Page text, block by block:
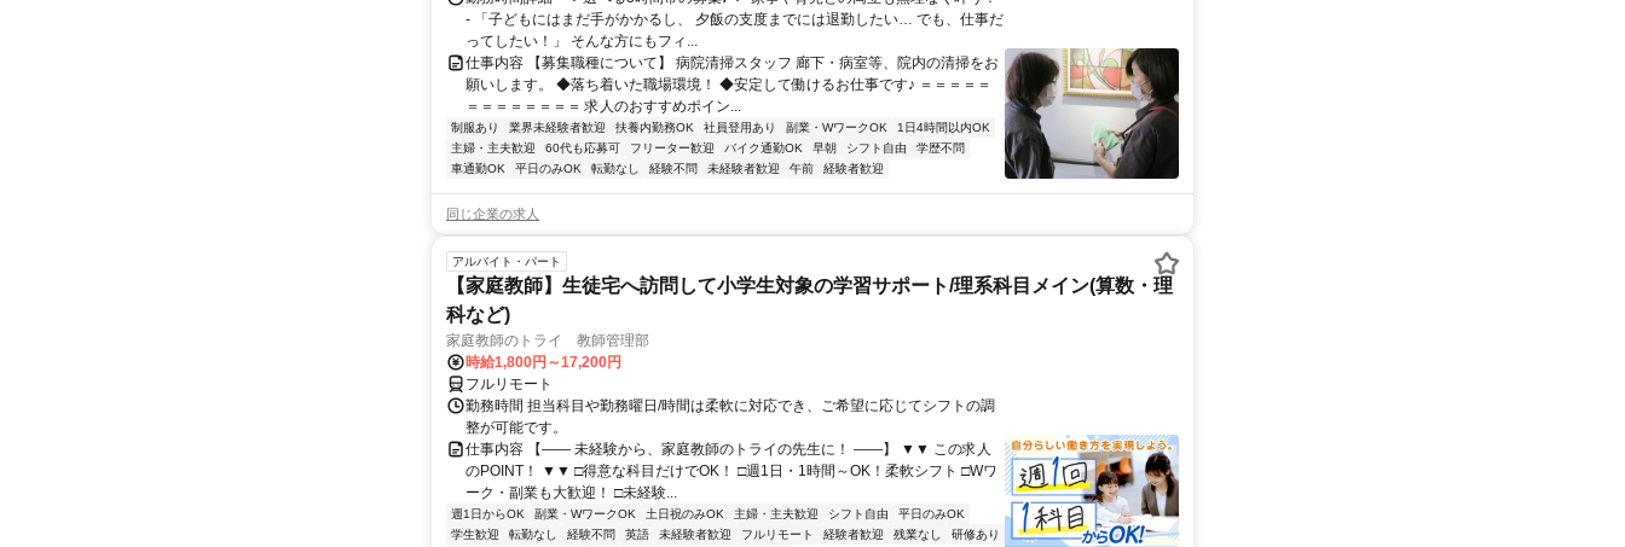
- 「子どもにはまだ手がかかるし、 夕飯の支度までには退勤したい… でも、仕事だ
ってしたい！」 そんな方にもフィ...
仕事内容 【募集職種について】 病院清掃スタッフ 廊下・病室等、院内の清掃をお
願いします。 ◆落ち着いた職場環境！ ◆安定して働けるお仕事です♪ ＝＝＝＝＝
＝＝＝＝＝＝＝＝ 求人のおすすめポイン...
制服あり 業界未経験者歓迎 扶養内勤務OK 社員登用あり 副業・WワークOK
1日4時間以内OK
主婦・主夫歓迎
60代も応募可 フリーター歓迎 バイク通勤OK 早朝 シフト自由
学歴不問
車通勤OK
平日のみOK 転勤なし 経験不問 未経験者歓迎 午前 経験者歓迎
同じ企業の求人
アルバイト・パート
【家庭教師】生徒宅へ訪問して小学生対象の学習サポート/理系科目メイン(算数・理
科など)
家庭教師のトライ 教師管理部
時給1,800円～17,200円
フルリモート
勤務時間 担当科目や勤務曜日/時間は柔軟に対応でき、ご希望に応じてシフトの調
整が可能です。
仕事内容 【―― 未経験から、家庭教師のトライの先生に！ ――】 ▼▼ この求人
のPOINT！ ▼▼ □得意な科目だけでOK！ □週1日・1時間～OK！柔軟シフト □Wワ
ーク・副業も大歓迎！ □未経験...
週1日からOK 副業・WワークOK 土日祝のみOK 主婦・主夫歓迎 シフト自由
平日のみOK
学生歓迎
転勤なし 経験不問 英語 未経験者歓迎 フルリモート 経験者歓迎 残業なし
研修あり